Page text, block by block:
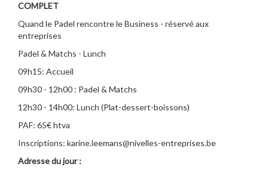
COMPLET
Quand le Padel rencontre le Business - réservé aux
entreprises
Padel & Matchs - Lunch
09h15: Accueil
09h30 - 12h00 : Padel & Matchs
12h30 - 14h00: Lunch (Plat-dessert-boissons)
PAF: 65€ htva
Inscriptions: karine.leemans@nivelles-entreprises.be
Adresse du jour :